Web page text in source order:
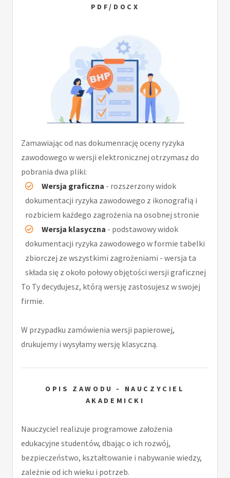
PDF/DOCX
Zamawiając od nas dokumenrację oceny ryzyka
zawodowego w wersji elektronicznej otrzymasz do
pobrania dwa pliki:
Wersja graficzna - rozszerzony widok
dokumentacji ryzyka zawodowego z ikonografią i
rozbiciem każdego zagrożenia na osobnej stronie
Wersja klasyczna - podstawowy widok
dokumentacji ryzyka zawodowego w formie tabelki
zbiorczej ze wszystkimi zagrożeniami - wersja ta
składa się z około połowy objętości wersji graficznej
To Ty decydujesz, którą wersję zastosujesz w swojej
firmie.
W przypadku zamówienia wersji papierowej,
drukujemy i wysyłamy wersję klasyczną.
OPIS ZAWODU - NAUCZYCIEL
AKADEMICKI
Nauczyciel realizuje programowe założenia
edukacyjne studentów, dbając o ich rozwój,
bezpieczeństwo, kształtowanie i nabywanie wiedzy,
zależnie od ich wieku i potrzeb.